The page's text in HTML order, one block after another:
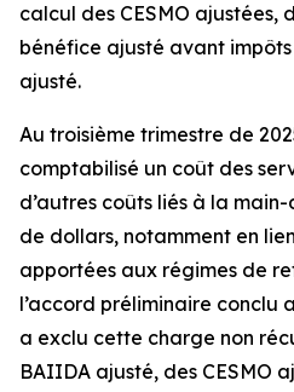
calcul des CESMO ajustées,
bénéfice ajusté avant
ajusté.
Au troisième trimestre de
comptabilisé un coût des
d’autres coûts liés à la
de dollars, notamment en
apportées aux régimes de
l’accord préliminaire conclu
a exclu cette charge non
BAIIDA ajusté, des CESMO